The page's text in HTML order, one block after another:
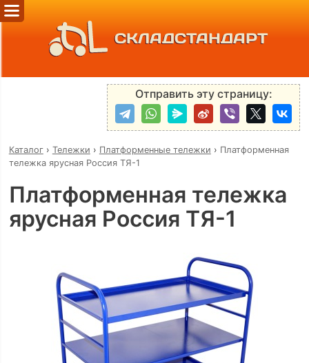
СКЛАДСТАНДАРТ
Отправить эту страницу:
Каталог› Тележки › Платформенные тележки › Платформенная
тележка ярусная Россия ТЯ-1
Платформенная тележка
ярусная Россия ТЯ-1